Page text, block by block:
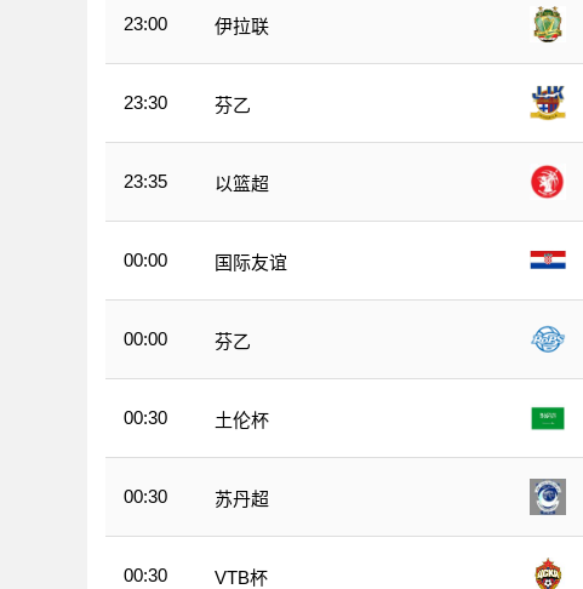
23:00 伊拉联
23:30 芬乙
23:35 以篮超
00:00 国际友谊
00:00 芬乙
00:30 土伦杯
00:30 苏丹超
00:30 VTB杯